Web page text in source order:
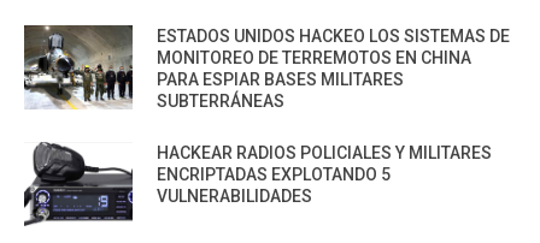
ESTADOS UNIDOS HACKEO LOS SISTEMAS DE
MONITOREO DE TERREMOTOS EN CHINA
PARA ESPIAR BASES MILITARES
SUBTERRÁNEAS
HACKEAR RADIOS POLICIALES Y MILITARES
ENCRIPTADAS EXPLOTANDO 5
VULNERABILIDADES